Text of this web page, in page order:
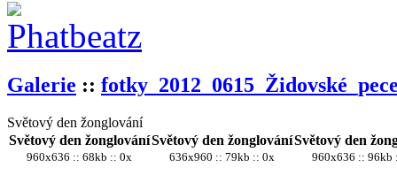
Galerie ::
Světový den žonglování
Světový den žonglování
960x636 :: 68kb :: 0x
Světový den žonglování
636x960 :: 79kb :: 0x
Světový den
960x636 :: 96kb